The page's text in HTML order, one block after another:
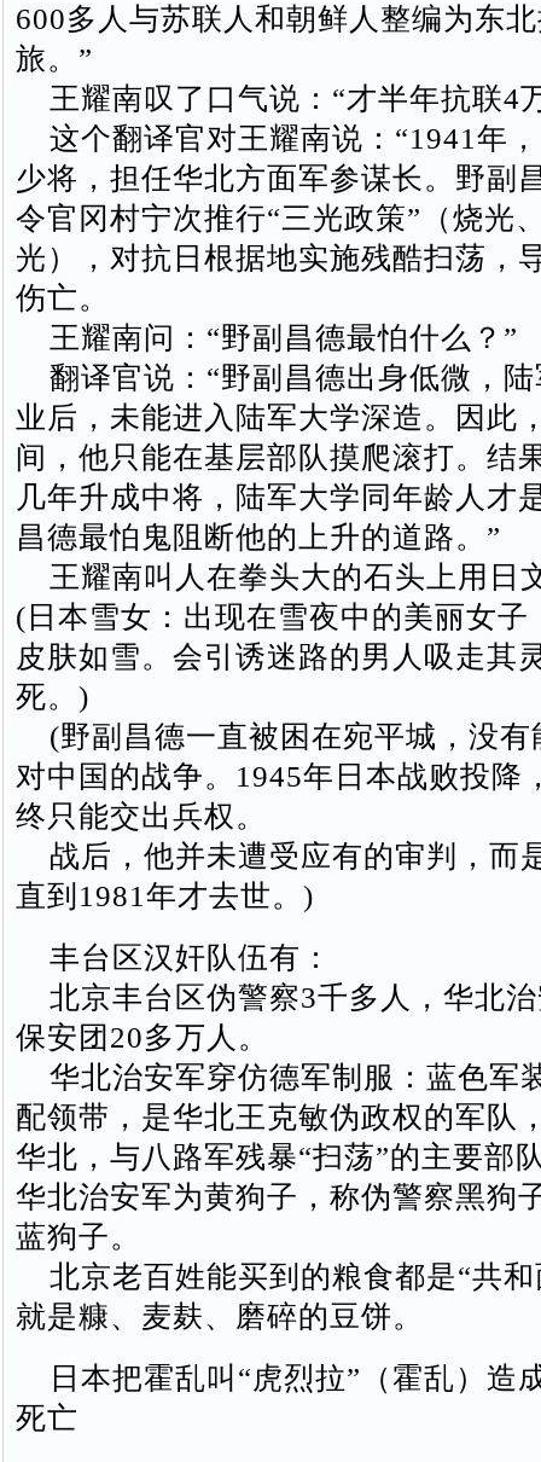
600多人与苏联人和朝鲜人整编为东
旅。”
王耀南叹了口气说：“才半年抗联4
这个翻译官对王耀南说：“1941年
少将，担任华北方面军参谋长。野副
令官冈村宁次推行“三光政策”（烧光
光），对抗日根据地实施残酷扫荡，
伤亡。
王耀南问：“野副昌德最怕什么？”
翻译官说：“野副昌德出身低微，
业后，未能进入陆军大学深造。因此
间，他只能在基层部队摸爬滚打。结
几年升成中将，陆军大学同年龄人才
昌德最怕鬼阻断他的上升的道路。”
王耀南叫人在拳头大的石头上用日
(日本雪女：出现在雪夜中的美丽女子
皮肤如雪。会引诱迷路的男人吸走其
死。)
(野副昌德一直被困在宛平城，没有
对中国的战争。1945年日本战败投降
终只能交出兵权。
战后，他并未遭受应有的审判，而
直到1981年才去世。)
丰台区汉奸队伍有：
北京丰台区伪警察3千多人，华北
保安团20多万人。
华北治安军穿仿德军制服：蓝色军
配领带，是华北王克敏伪政权的军队
华北，与八路军残暴“扫荡”的主要部
华北治安军为黄狗子，称伪警察黑狗
蓝狗子。
北京老百姓能买到的粮食都是“共和
就是糠、麦麸、磨碎的豆饼。
日本把霍乱叫“虎烈拉”（霍乱）造
死亡